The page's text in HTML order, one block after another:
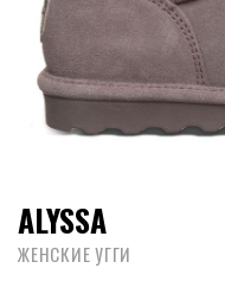
ALYSSA
ЖЕНСКИЕ УГГИ